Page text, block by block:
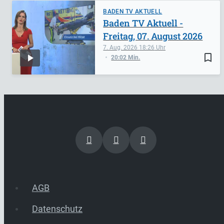
BADEN TV AKTUELL
bookmark_border
7. Aug. 2026 18:26
20:02 Min.
Baden TV Aktuell -
Freitag, 07. August 2026
AGB
Datenschutz